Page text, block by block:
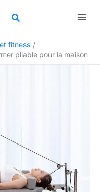
fitness
pliable pour la maison